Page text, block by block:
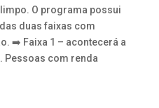
O programa possui
duas faixas com
➡️ Faixa 1 – acontecerá a
Pessoas com renda